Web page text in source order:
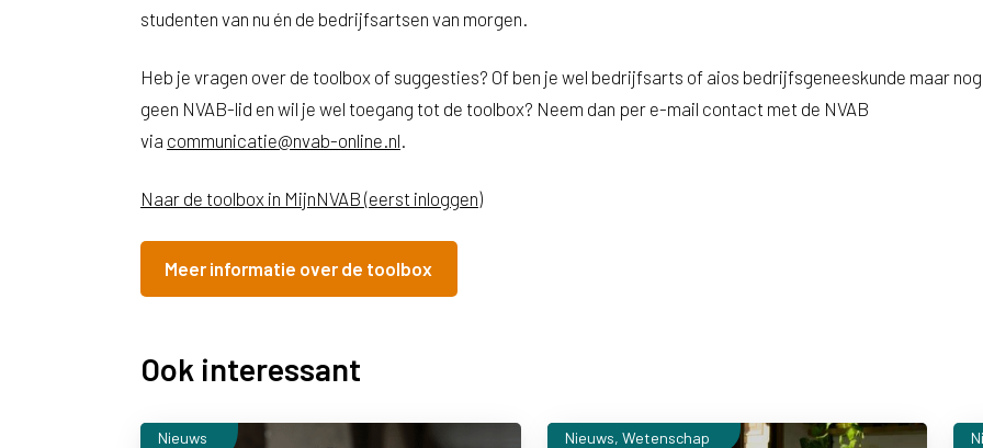
studenten van nu én de bedrijfsartsen van morgen.
Heb je vragen over de toolbox of suggesties? Of ben je wel bedrijfsarts of aios bedrijfsgeneeskunde maar nog
geen NVAB-lid en wil je wel toegang tot de toolbox? Neem dan per e-mail contact met de NVAB
via communicatie@nvab-online.nl.
Naar de toolbox in MijnNVAB (eerst inloggen)
Meer informatie over de toolbox
Ook interessant
Nieuws Nieuws, Wetenschap